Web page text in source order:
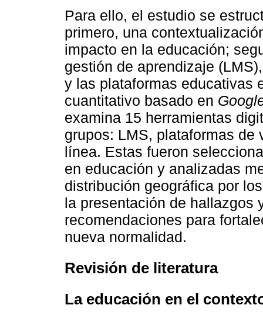
Para ello, el estudio se
primero, una
impacto en la educación;
gestión de aprendizaje
y las plataformas educativas
cuantitativo basado en
examina 15 herramientas
grupos: LMS, plataformas de
línea. Estas fueron
en educación y analizadas
distribución geográfica por
la presentación de hallazgos
recomendaciones para
nueva normalidad.
Revisión de literatura
La educación en el